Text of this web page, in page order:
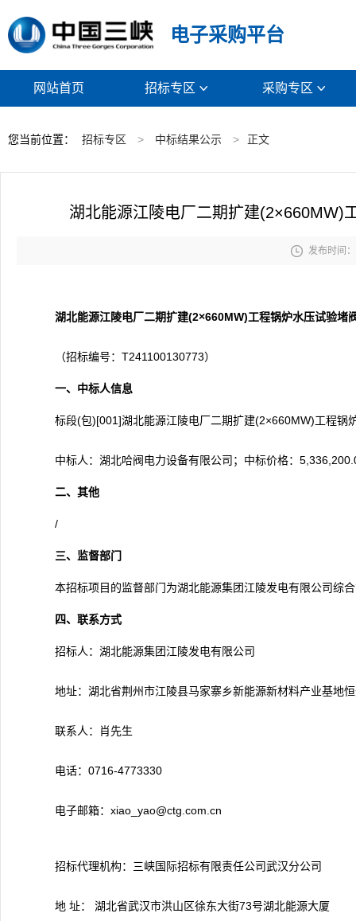
电子采购平台
网站首页 招标专区  采购专区 
您当前位置： 招标专区 > 中标结果公示 > 正文
湖北能源江陵电厂二期扩建(2×660MW)
 发布时间
湖北能源江陵电厂二期扩建(2×660MW)工程锅炉水压试验堵
（招标编号：T241100130773）
一、 中标人信息
标段(包)[001]湖北能源江陵电厂二期扩建(2×660MW)工程锅
中标人：湖北哈阀电力设备有限公司；中标价格：
二、 其他
/
三、 监督部门
本招标项目的监督部门为湖北能源集团江陵发电有限公司综
四、 联系方式
招标人：湖北能源集团江陵发电有限公司
地址：湖北省荆州市江陵县马家寨乡新能源新材料产业基地
联系人：肖先生
电话：0716-4773330
电子邮箱：xiao_yao@ctg.com.cn
招标代理机构：三峡国际招标有限责任公司武汉分公司
地 址： 湖北省武汉市洪山区徐东大街73号湖北能源大厦